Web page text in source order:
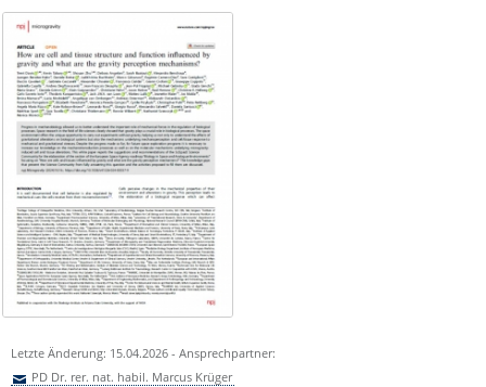
Letzte Änderung: 15.04.2026 - Ansprechpartner:
PD Dr. rer. nat. habil. Marcus Krüger